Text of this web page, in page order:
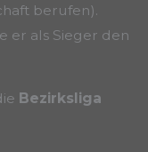
berufen).
er als Sieger den
Bezirksliga